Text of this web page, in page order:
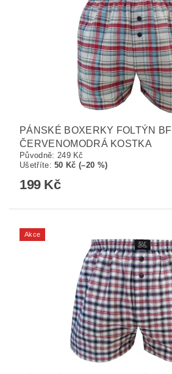
PÁNSKÉ BOXERKY FOLTÝN BF
ČERVENOMODRÁ KOSTKA
Původně: 249 Kč
Ušetříte:50 Kč (–20 %)
199 Kč
Akce